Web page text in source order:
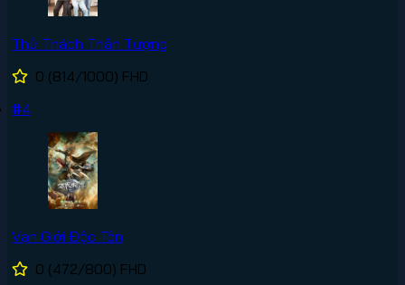
Thử Thách Thần Tượng
0 (814/1000) FHD
#4
Vạn Giới Độc Tôn
0 (472/800) FHD